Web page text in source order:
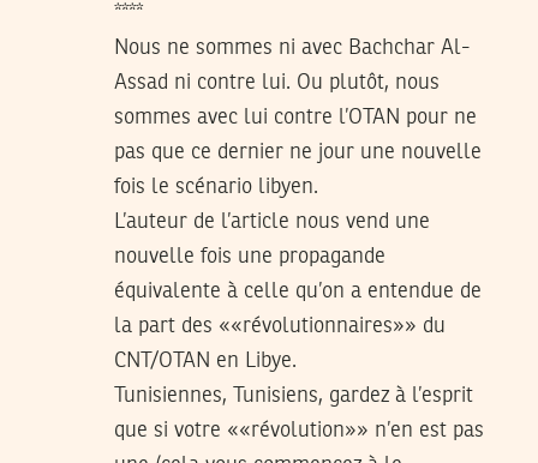
****
Nous ne sommes ni avec Bachchar Al-
Assad ni contre lui. Ou plutôt, nous
sommes avec lui contre l’OTAN pour ne
pas que ce dernier ne jour une nouvelle
fois le scénario libyen.
L’auteur de l’article nous vend une
nouvelle fois une propagande
équivalente à celle qu’on a entendue de
la part des ««révolutionnaires»» du
CNT/OTAN en Libye.
Tunisiennes, Tunisiens, gardez à l’esprit
que si votre ««révolution»» n’en est pas